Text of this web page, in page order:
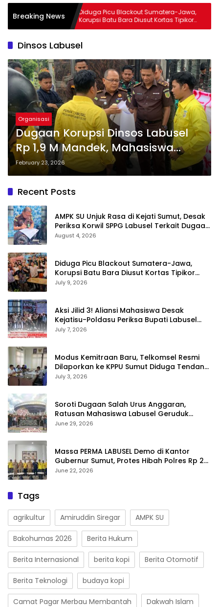
Breaking News
Terkait
MBG
Diduga Picu Blackout Sumatera-Jawa,
Korupsi Batu Bara Diusut Kortas Tipikor
Didukung P3H
Dinsos Labusel
Organisasi
Dugaan Korupsi Dinsos Labusel
Rp 1,9 M Mandek, Mahasiswa
Geruduk Kejatisu: Ada Permainan
Kotor!
February 23, 2026
Recent Posts
AMPK SU Unjuk Rasa di Kejati Sumut, Desak
Periksa Korwil SPPG Labusel Terkait Dugaan
Bobroknya Dapur Program MBG
August 4, 2026
Diduga Picu Blackout Sumatera-Jawa,
Korupsi Batu Bara Diusut Kortas Tipikor
Didukung P3H
July 9, 2026
Aksi Jilid 3! Aliansi Mahasiswa Desak
Kejatisu-Poldasu Periksa Bupati Labusel
Terkait Dugaan Korupsi Rp36 M dan ‘Misteri’
July 7, 2026
Modus Kemitraan Baru, Telkomsel Resmi
Dilaporkan ke KPPU Sumut Diduga Tendang
Pengusaha Lokal!
July 3, 2026
Soroti Dugaan Salah Urus Anggaran,
Ratusan Mahasiswa Labusel Geruduk
Kantor Gubernur Sumut Desak Pengusutan
June 29, 2026
Massa PERMA LABUSEL Demo di Kantor
Gubernur Sumut, Protes Hibah Polres Rp 25
M-Desak Pilkades
June 22, 2026
Tags
agrikultur Amiruddin Siregar AMPK SU
Bakohumas 2026 Berita Hukum
Berita Internasional berita kopi Berita Otomotif
Berita Teknologi budaya kopi
Camat Pagar Merbau Membantah Dakwah Islam